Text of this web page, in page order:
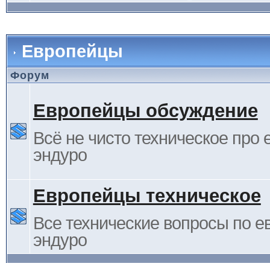
Европейцы
Форум
Европейцы обсуждение
Всё не чисто техническое про
эндуро
Европейцы техническое
Все технические вопросы по
эндуро